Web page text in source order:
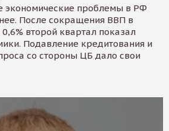
экономические проблемы в РФ
После сокращения ВВП в
второй квартал показал
Подавление кредитования и
со стороны ЦБ дало свои